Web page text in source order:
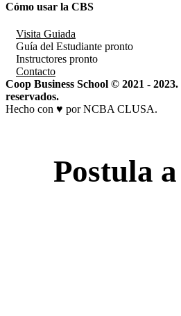
Cómo usar la CBS
Visita Guiada
Guía del Estudiante pronto
Instructores pronto
Contacto
Coop Business School © 2021 -
reservados.
Hecho con ♥ por NCBA CLUSA.
Postula